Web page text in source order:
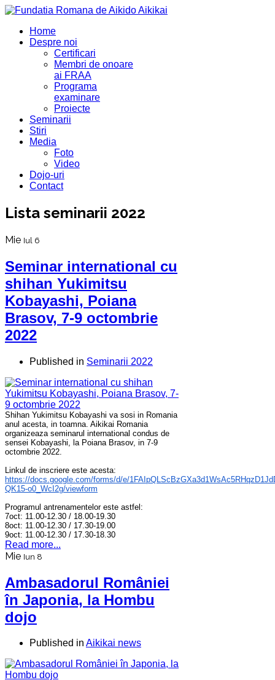
Home
Despre noi
Certificari
Membri de onoare
ai FRAA
Programa
examinare
Proiecte
Seminarii
Stiri
Media
Foto
Video
Dojo-uri
Contact
Lista seminarii 2022
Mie Iul 6
Seminar international cu
shihan Yukimitsu
Kobayashi, Poiana
Brasov, 7-9 octombrie
2022
Published in Seminarii 2022
Shihan Yukimitsu Kobayashi va sosi in Romania
anul acesta, in toamna. Aikikai Romania
organizeaza seminarul international condus de
sensei Kobayashi, la Poiana Brasov, in 7-9
octombrie 2022.
Linkul de inscriere este acesta:
https://docs.google.com/forms/d/e/
QK15-o0_WcI2g/viewform
Programul antrenamentelor este astfel:
7oct: 11.00-12.30 / 18.00-19.30
8oct: 11.00-12.30 / 17.30-19.00
9oct: 11.00-12.30 / 17.30-18.30
Read more...
Mie Iun 8
Ambasadorul României
în Japonia, la Hombu
dojo
Published in Aikikai news